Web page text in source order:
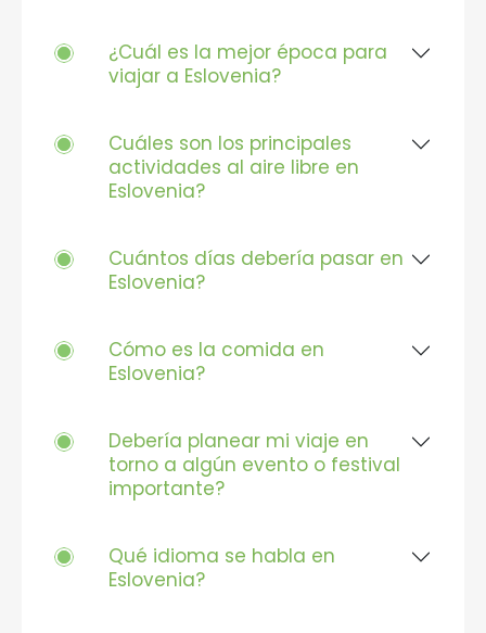
¿Cuál es la mejor época para
viajar a Eslovenia?
Cuáles son los principales
actividades al aire libre en
Eslovenia?
Cuántos días debería pasar en
Eslovenia?
Cómo es la comida en
Eslovenia?
Debería planear mi viaje en
torno a algún evento o festival
importante?
Qué idioma se habla en
Eslovenia?